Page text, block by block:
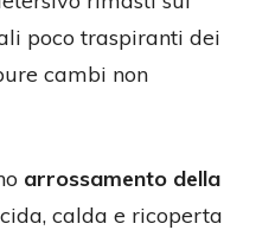
poco traspiranti dei
cambi non
arrossamento della
calda e ricoperta